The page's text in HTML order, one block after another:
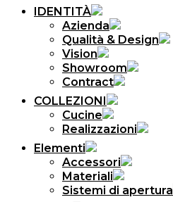
IDENTITÀ
Azienda
Qualità & Design
Vision
Showroom
Contract
COLLEZIONI
Cucine
Realizzazioni
Elementi
Accessori
Materiali
Sistemi di apertura